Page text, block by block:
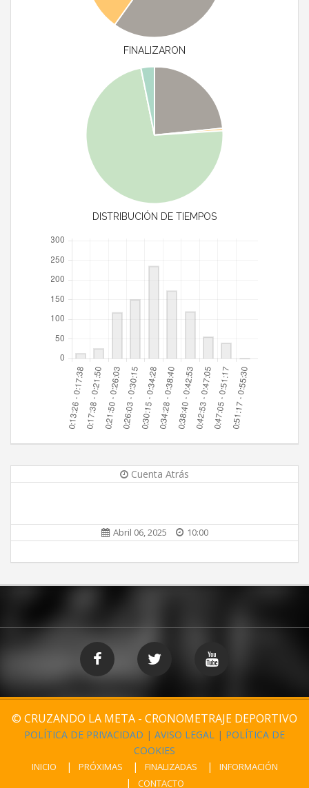
FINALIZARON
DISTRIBUCIÓN DE TIEMPOS
Cuenta Atrás
Abril 06, 2025 10:00
© CRUZANDO LA META - CRONOMETRAJE DEPORTIVO
POLÍTICA DE PRIVACIDAD | AVISO LEGAL | POLÍTICA DE
COOKIES
INICIO PRÓXIMAS FINALIZADAS
INFORMACIÓN
CONTACTO